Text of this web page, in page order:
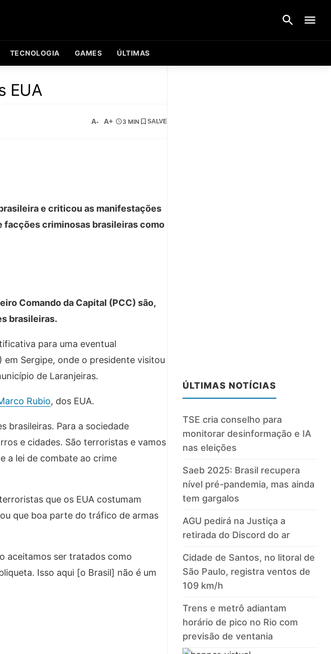
TECNOLOGIA GAMES ÚLTIMAS
EUA
A- A+ 3 MIN SALVE
e criticou as manifestações
facções criminosas brasileiras como
Comando da Capital (PCC) são,
brasileiras.
para uma eventual
Sergipe, onde o presidente visitou
de Laranjeiras.
Rubio, dos EUA.
brasileiras. Para a sociedade
e cidades. São terroristas e vamos
a lei de combate ao crime
que os EUA costumam
que boa parte do tráfico de armas
aceitamos ser tratados como
Isso aqui [o Brasil] não é um
ÚLTIMAS NOTÍCIAS
TSE cria conselho para
monitorar desinformação e IA
nas eleições
Saeb 2025: Brasil recupera
nível pré-pandemia, mas ainda
tem gargalos
AGU pedirá na Justiça a
retirada do Discord do ar
Cidade de Santos, no litoral de
São Paulo, registra ventos de
109 km/h
Trens e metrô adiantam
horário de pico no Rio com
previsão de ventania